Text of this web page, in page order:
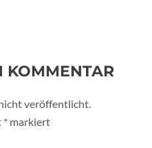
KOMMENTAR
veröffentlicht.
* markiert